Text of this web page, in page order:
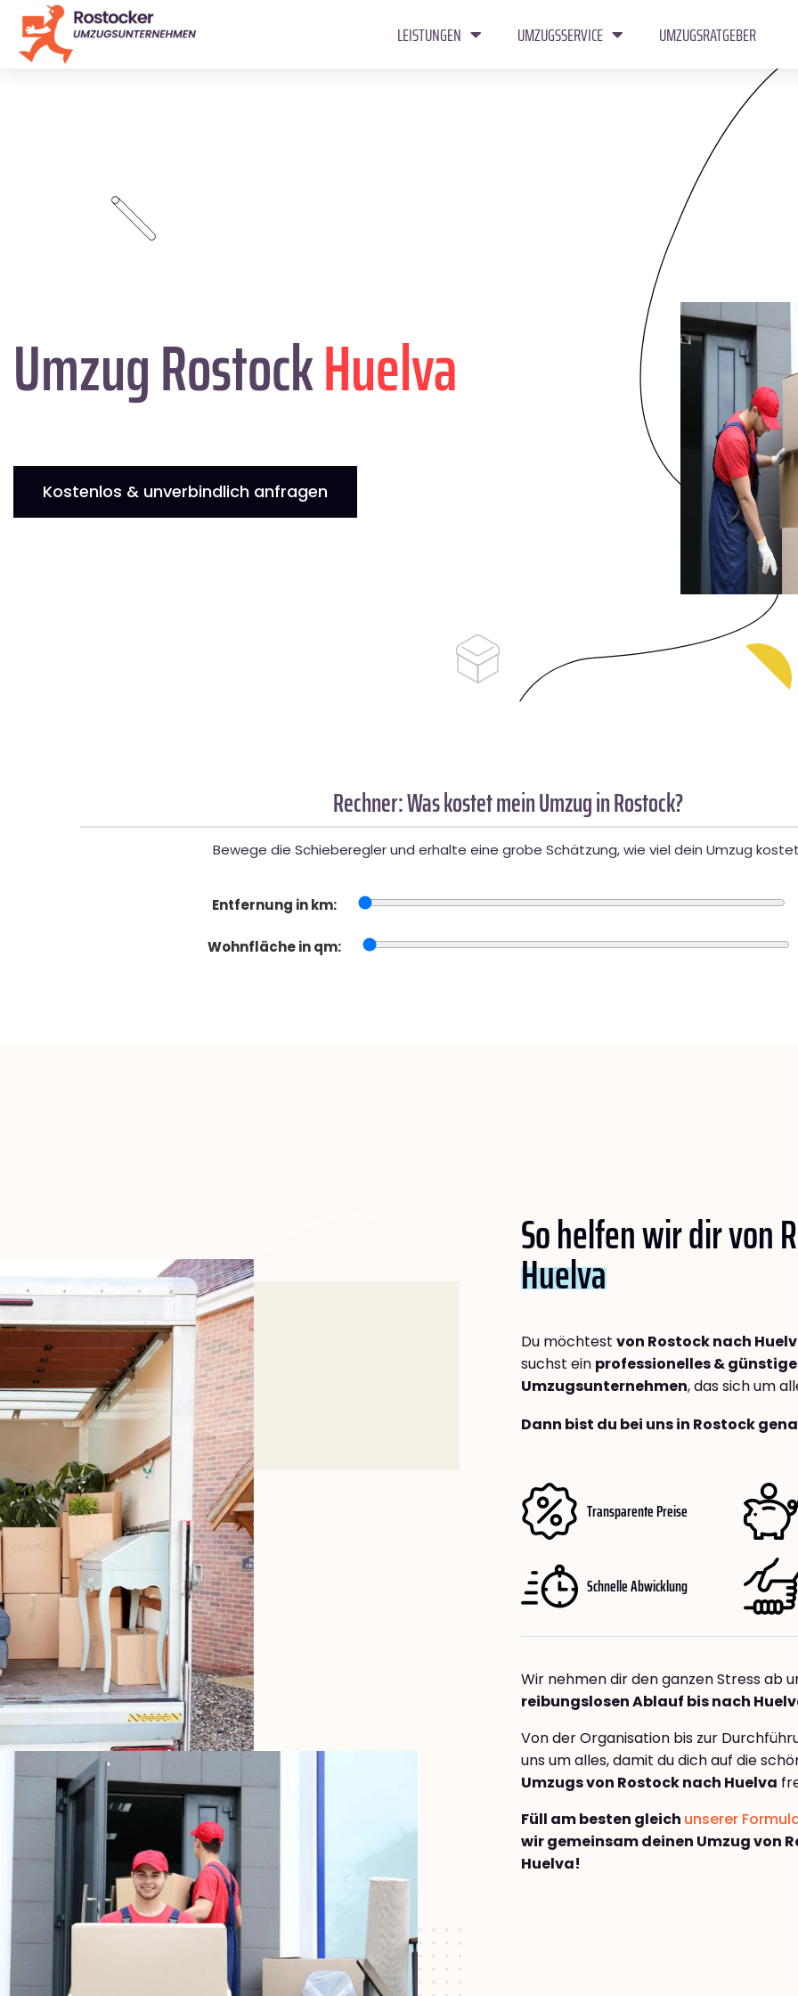
LEISTUNGEN UMZUGSSERVICE UMZUGSRATGEBER
Umzug RostockHuelva
Kostenlos & unverbindlich anfragen
Rechner: Was kostet mein Umzug in Rostock?
Bewege die Schieberegler und erhalte eine grobe Schätzung, wie viel dein Umzug
Entfernung in km:
Wohnfläche in qm:
So helfen wir dir von
Huelva
Du möchtest von Rostock nach
suchst ein professionelles &
Umzugsunternehmen, das sich um
Dann bist du bei uns in Rostock
Transparente Preise
Schnelle Abwicklung
Wir nehmen dir den ganzen Stress ab
reibungslosen Ablauf bis nach
Von der Organisation bis zur
uns um alles, damit du dich auf die
Umzugs von Rostock nach Huelva
Füll am besten gleich unserer
wir gemeinsam deinen Umzug von
Huelva!